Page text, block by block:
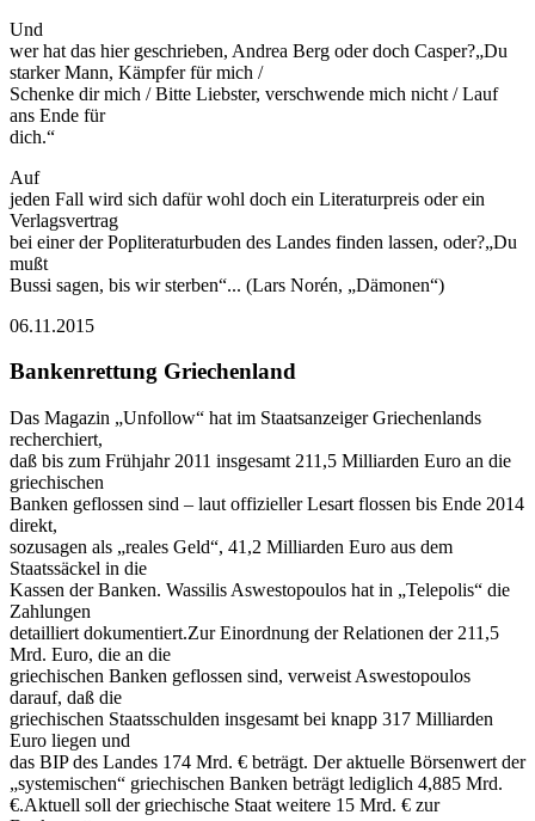
Und
wer hat das hier geschrieben, Andrea Berg oder doch Casper?„Du
starker Mann, Kämpfer für mich /
Schenke dir mich / Bitte Liebster, verschwende mich nicht / Lauf
ans Ende für
dich.“
Auf
jeden Fall wird sich dafür wohl doch ein Literaturpreis oder ein
Verlagsvertrag
bei einer der Popliteraturbuden des Landes finden lassen, oder?„Du
mußt
Bussi sagen, bis wir sterben“... (Lars Norén, „Dämonen“)
06.11.2015
Bankenrettung Griechenland
Das Magazin „Unfollow“ hat im Staatsanzeiger Griechenlands
recherchiert,
daß bis zum Frühjahr 2011 insgesamt 211,5 Milliarden Euro an die
griechischen
Banken geflossen sind – laut offizieller Lesart flossen bis Ende 2014
direkt,
sozusagen als „reales Geld“, 41,2 Milliarden Euro aus dem
Staatssäckel in die
Kassen der Banken. Wassilis Aswestopoulos hat in „Telepolis“ die
Zahlungen
detailliert dokumentiert.Zur Einordnung der Relationen der 211,5
Mrd. Euro, die an die
griechischen Banken geflossen sind, verweist Aswestopoulos
darauf, daß die
griechischen Staatsschulden insgesamt bei knapp 317 Milliarden
Euro liegen und
das BIP des Landes 174 Mrd. € beträgt. Der aktuelle Börsenwert der
„systemischen“ griechischen Banken beträgt lediglich 4,885 Mrd.
€.Aktuell soll der griechische Staat weitere 15 Mrd. € zur